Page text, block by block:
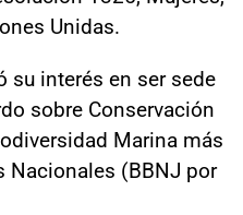
Unidas.
su interés en ser sede
sobre Conservación
Marina más
Nacionales (BBNJ por